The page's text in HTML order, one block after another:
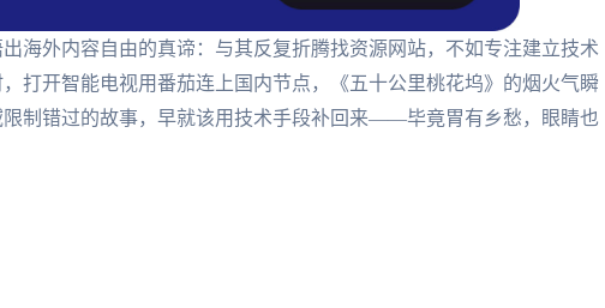
海外内容自由的真谛：与其反复折腾找资源网站，不如专注建立技术
打开智能电视用番茄连上国内节点，《五十公里桃花坞》的烟火气瞬
制错过的故事，早就该用技术手段补回来——毕竟胃有乡愁，眼睛也